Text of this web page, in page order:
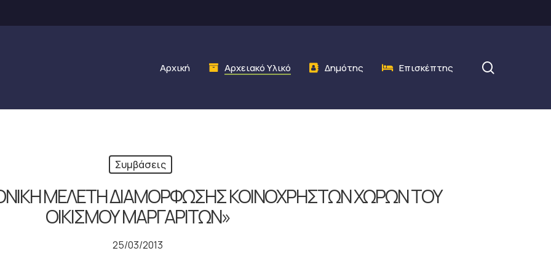
Αρχική Αρχειακό Υλικό Δημότης Επισκέπτης
Συμβάσεις
ΜΕΛΕΤΗ ΔΙΑΜΟΡΦΩΣΗΣ ΚΟΙΝΟΧΡΗΣΤΩΝ ΧΩΡΩΝ ΤΟΥ
ΟΙΚΙΣΜΟΥ ΜΑΡΓΑΡΙΤΩΝ»
25/03/2013